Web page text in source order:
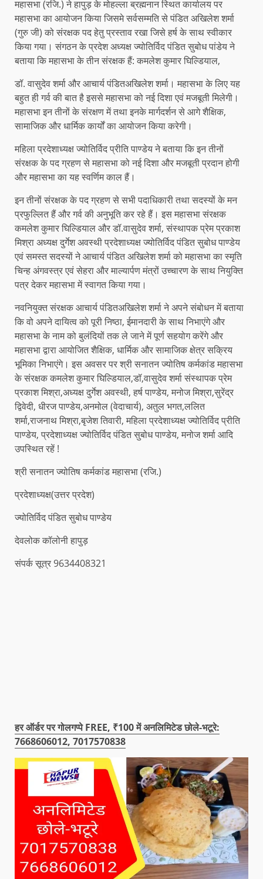
महासभा (रजि.) ने हापुड़ के मोहल्ला ब्रह्मनान स्थित कार्यालय पर
महासभा का आयोजन किया जिसमे सर्वसम्मति से पंडित अखिलेश शर्मा
(गुरु जी) को संरक्षक पद हेतु प्रस्ताव रखा जिसे हर्ष के साथ स्वीकार
किया गया। संगठन के प्रदेश अध्यक्ष ज्योतिर्विद पंडित सुबोध पांडेय ने
बताया कि महासभा के तीन संरक्षक हैं: कमलेश कुमार घिल्डियाल,
डॉ. वासुदेव शर्मा और आचार्य पंडितअखिलेश शर्मा। महासभा के लिए यह
बहुत ही गर्व की बात है इससे महासभा को नई दिशा एवं मजबूती मिलेगी।
महासभा इन तीनों के संरक्षण में तथा इनके मार्गदर्शन से आगे शैक्षिक,
सामाजिक और धार्मिक कार्यों का आयोजन किया करेगी।
महिला प्रदेशाध्यक्ष ज्योतिर्विद प्रीति पाण्डेय ने बताया कि इन तीनों
संरक्षक के पद ग्रहण से महासभा को नई दिशा और मजबूती प्रदान होगी
और महासभा का यह स्वर्णिम काल हैं।
इन तीनों संरक्षक के पद ग्रहण से सभी पदाधिकारी तथा सदस्यों के मन
प्रफुल्लित हैं और गर्व की अनुभूति कर रहे हैं। इस महासभा संरक्षक
कमलेश कुमार घिल्डियाल और डॉ.वासुदेव शर्मा, संस्थापक प्रेम प्रकाश
मिश्रा अध्यक्ष दुर्गेश अवस्थी प्रदेशाध्यक्ष ज्योतिर्विद पंडित सुबोध पाण्डेय
एवं समस्त सदस्यों ने आचार्य पंडित अखिलेश शर्मा को महासभा का स्मृति
चिन्ह अंगवस्त्र एवं सेहरा और माल्यार्पण मंत्रों उच्चारण के साथ नियुक्ति
पत्र देकर महासभा में स्वागत किया गया।
नवनियुक्त संरक्षक आचार्य पंडितअखिलेश शर्मा ने अपने संबोधन में बताया
कि वो अपने दायित्व को पूरी निष्ठा, ईमानदारी के साथ निभाएंगे और
महासभा के नाम को बुलंदियों तक ले जाने में पूर्ण सहयोग करेंगे और
महासभा द्वारा आयोजित शैक्षिक, धार्मिक और सामाजिक क्षेत्र सक्रिय
भूमिका निभाएंगे। इस अवसर पर श्री सनातन ज्योतिष कर्मकांड महासभा
के संरक्षक कमलेश कुमार घिल्डियाल,डॉ,वासुदेव शर्मा संस्थापक प्रेम
प्रकाश मिश्रा,अध्यक्ष दुर्गेश अवस्थी, हर्ष पाण्डेय, मनोज मिश्रा,सुरेंद्र
द्विवेदी, धीरज पाण्डेय,अनमोल (वेदाचार्य), अतुल भगत,ललित
शर्मा,राजनाथ मिश्रा,बृजेश तिवारी, महिला प्रदेशाध्यक्ष ज्योतिर्विद प्रीति
पाण्डेय, प्रदेशाध्यक्ष ज्योतिर्विद पंडित सुबोध पाण्डेय, मनोज शर्मा आदि
उपस्थित रहें !
श्री सनातन ज्योतिष कर्मकांड महासभा (रजि.)
प्रदेशाध्यक्ष(उत्तर प्रदेश)
ज्योतिर्विद पंडित सुबोध पाण्डेय
देवलोक कॉलोनी हापुड़
संपर्क सूत्र 9634408321
हर ऑर्डर पर गोलगप्पे FREE, ₹100 में अनलिमिटेड छोले-भटूरे:
7668606012, 7017570838